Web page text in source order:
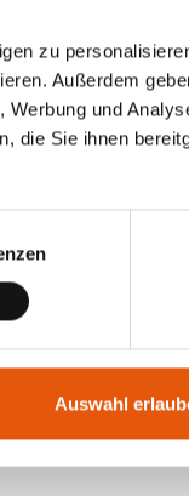
zu
Außerdem
und
die Sie ihnen
Auswahl
Jahren
sich
finden sie hier